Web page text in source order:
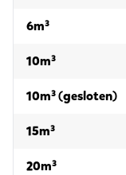
6m³voor bouw en
10m³voor bouw
10m³ (gesloten)
15m³voor bouw
20m³voor bouw